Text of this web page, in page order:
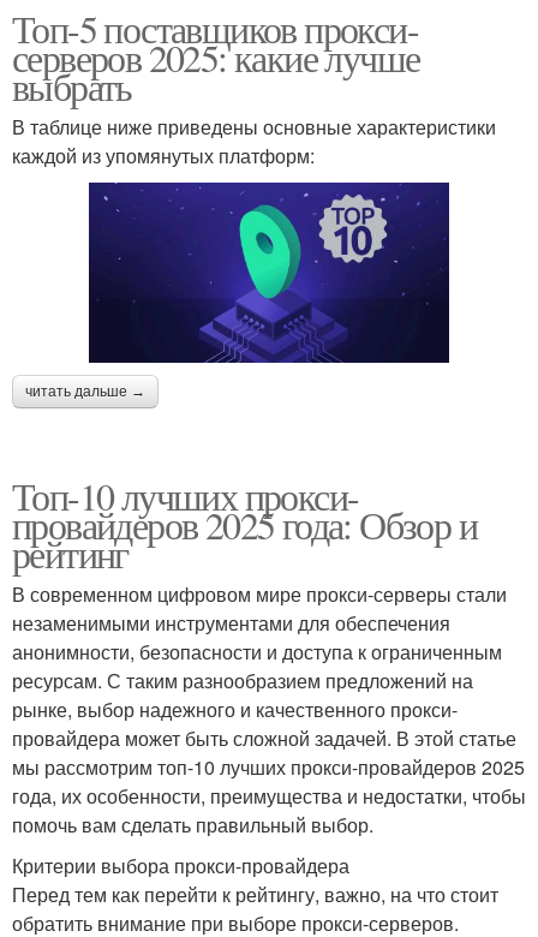
Топ-5 поставщиков прокси-
серверов 2025: какие лучше
выбрать
В таблице ниже приведены основные характеристики
каждой из упомянутых платформ:
читать дальше →
Топ-10 лучших прокси-
провайдеров 2025 года: Обзор и
рейтинг
В современном цифровом мире прокси-серверы стали
незаменимыми инструментами для обеспечения
анонимности, безопасности и доступа к ограниченным
ресурсам. С таким разнообразием предложений на
рынке, выбор надежного и качественного прокси-
провайдера может быть сложной задачей. В этой статье
мы рассмотрим топ-10 лучших прокси-провайдеров 2025
года, их особенности, преимущества и недостатки, чтобы
помочь вам сделать правильный выбор.
Критерии выбора прокси-провайдера
Перед тем как перейти к рейтингу, важно, на что стоит
обратить внимание при выборе прокси-серверов.